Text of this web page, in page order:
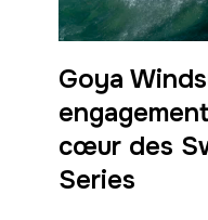
Goya
cœur des
Series